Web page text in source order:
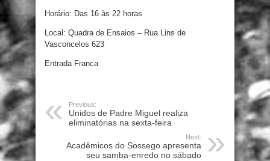
Horário: Das 16 às 22 horas
Local: Quadra de Ensaios – Rua Lins de
Vasconcelos 623
Entrada Franca
Previous:
Unidos de Padre Miguel realiza
eliminatórias na sexta-feira
Next:
Acadêmicos do Sossego apresenta
seu samba-enredo no sábado